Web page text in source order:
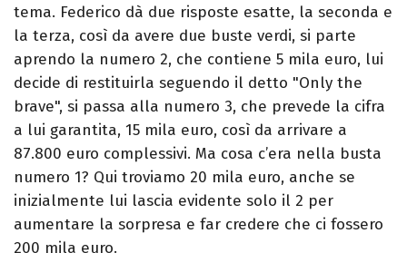
tema. Federico dà due risposte esatte, la seconda e
la terza, così da avere due buste verdi, si parte
aprendo la numero 2, che contiene 5 mila euro, lui
decide di restituirla seguendo il detto "Only the
brave", si passa alla numero 3, che prevede la cifra
a lui garantita, 15 mila euro, così da arrivare a
87.800 euro complessivi. Ma cosa c’era nella busta
numero 1? Qui troviamo 20 mila euro, anche se
inizialmente lui lascia evidente solo il 2 per
aumentare la sorpresa e far credere che ci fossero
200 mila euro.